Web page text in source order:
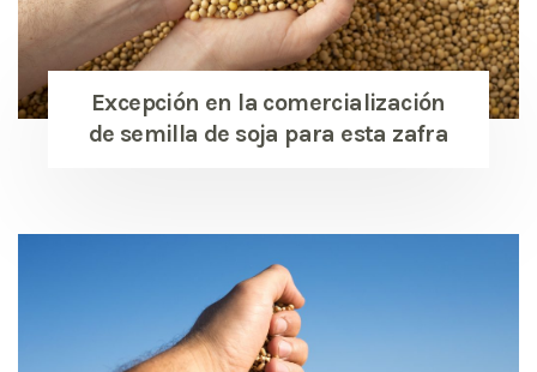
Excepción en la comercialización
de semilla de soja para esta zafra